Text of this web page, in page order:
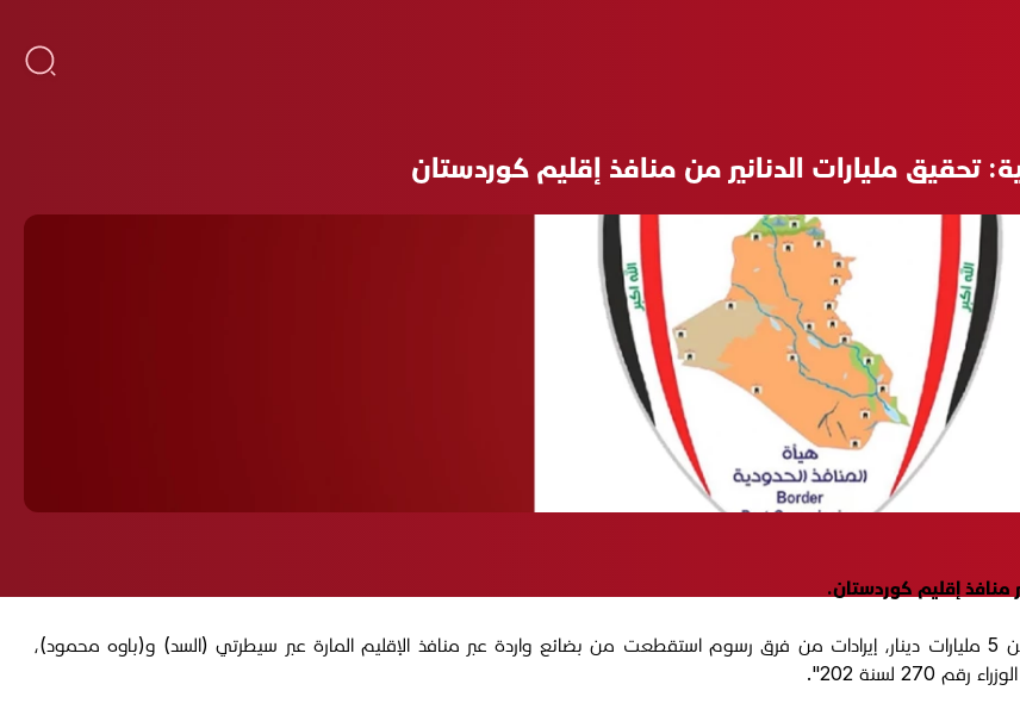
تحقيق مليارات الدنانير من منافذ إقليم كوردستان
منافذ إقليم كوردستان.
وأشارت الهيئة في بيان، اليوم الأربعاء 9 تموز 2025، إلى "تحقيق أكثر من 5 مليارات دينار، إيرادات من فرق رسوم استقطعت من بضائع واردة عبر منافذ الإقليم المارة عبر سيطرتي (السد) و(باوه محمود)،
لسنة 202".